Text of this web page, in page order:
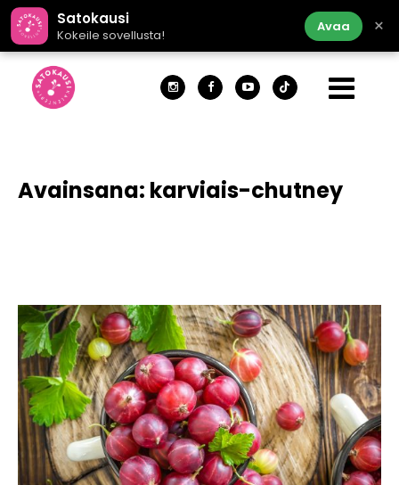
Satokausi
Kokeile sovellusta!
Avaa ×
Avainsana: karviais-chutney